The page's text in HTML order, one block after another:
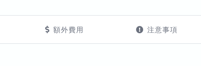
額外費用 注意事項